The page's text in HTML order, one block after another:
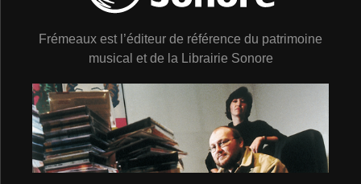
Frémeaux est l’éditeur de référence du patrimoine
musical et de la Librairie Sonore